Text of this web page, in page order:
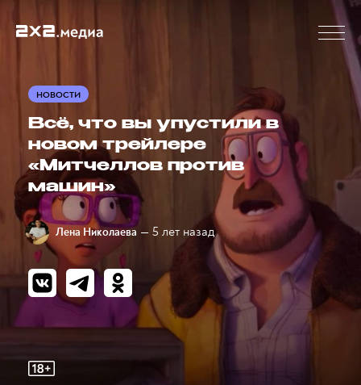
НОВОСТИ
Всё, что вы упустили в
новом трейлере
«Митчеллов против
машин»
Лена Николаева — 5 лет назад